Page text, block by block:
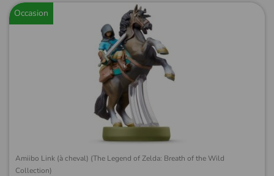
Occasion
Amiibo Link (à cheval) (The Legend of Zelda: Breath of the Wild
Collection)